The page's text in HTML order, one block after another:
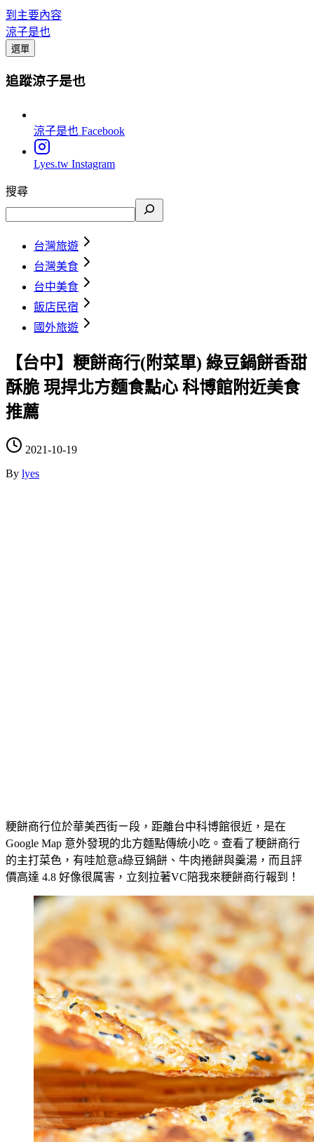
到主要內容
涼子是也
選單
追蹤涼子是也
涼子是也 Facebook
Lyes.tw Instagram
搜尋
台灣旅遊
台灣美食
台中美食
飯店民宿
國外旅遊
【台中】粳餅商行(附菜單) 綠豆鍋餅香甜
酥脆 現捍北方麵食點心 科博館附近美食
推薦
2021-10-19
By lyes
粳餅商行位於華美西街ㄧ段，距離台中科博館很近，是在
Google Map 意外發現的北方麵點傳統小吃。查看了粳餅商行
的主打菜色，有哇尬意a綠豆鍋餅、牛肉捲餅與羹湯，而且評
價高達 4.8 好像很厲害，立刻拉著VC陪我來粳餅商行報到！